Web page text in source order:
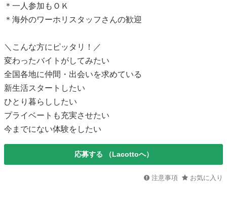
＊一人参加もＯＫ
＊海外のワーホリスタッフさんの歓迎
＼こんな方にピッタリ！／
変わったバイトがしてみたい
全国各地に仲間・出会いを求めている
新生活スタートしたい
ひとり暮らししたい
プライベートも充実させたい
今までにない体験をしたい
応募する （Lacottoへ）
注意事項 お気に入り